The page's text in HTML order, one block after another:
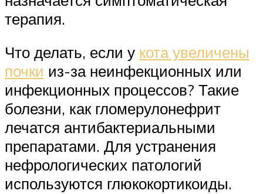
терапия.
Что делать, если у кота увеличены
почки из-за неинфекционных или
инфекционных процессов? Такие
болезни, как гломерулонефрит
лечатся антибактериальными
препаратами. Для устранения
нефрологических патологий
используются глюкокортикоиды.